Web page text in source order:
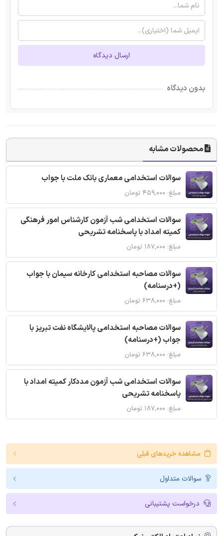
ارسال دیدگاه
بدون دیدگاه
محصولات مشابه
سوالات استخدامی معماری بانک ملت با جواب
مبلغ: ۴۵۹,۰۰۰ تومان
سوالات استخدامی شب آزمون کارشناس امور فرهنگی
کمیته امداد با پاسخنامه تشریحی
مبلغ: ۱۸۷,۰۰۰ تومان
سوالات مصاحبه استخدامی کارخانه سیمان با جواب
(+درسنامه)
مبلغ: ۶۳۸,۰۰۰ تومان
سوالات مصاحبه استخدامی پالایشگاه نفت تبریز با
جواب (+درسنامه)
مبلغ: ۶۳۸,۰۰۰ تومان
سوالات استخدامی شب آزمون مددکار کمیته امداد با
پاسخنامه تشریحی
مبلغ: ۱۸۷,۰۰۰ تومان
مشاهده خریدهای قبلی
سوالات متداول
درخواست پشتیبانی